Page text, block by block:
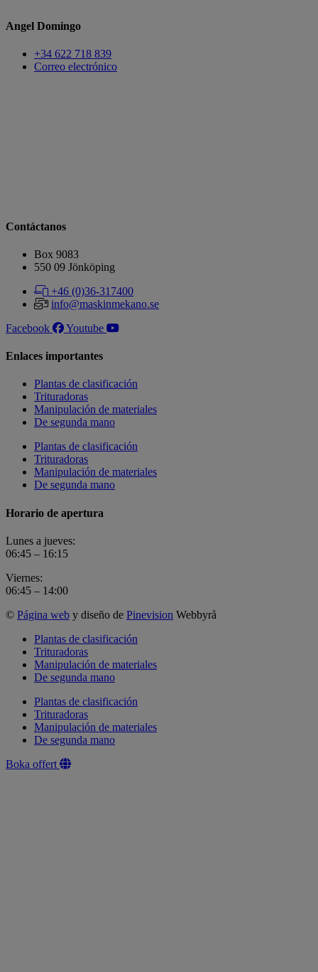
Angel Domingo
+34 622 718 839
Correo electrónico
Contáctanos
Box 9083
​​​​​​​550 09 Jönköping
+46 (0)36-317400
info@maskinmekano.se
Facebook
Youtube
Enlaces importantes
Plantas de clasificación
Trituradoras
Manipulación de materiales
De segunda mano
Plantas de clasificación
Trituradoras
Manipulación de materiales
De segunda mano
Horario de apertura
Lunes a jueves:
06:45 – 16:15
Viernes:
06:45 – 14:00
© Página web y diseño de Pinevision Webbyrå
Plantas de clasificación
Trituradoras
Manipulación de materiales
De segunda mano
Plantas de clasificación
Trituradoras
Manipulación de materiales
De segunda mano
Boka offert